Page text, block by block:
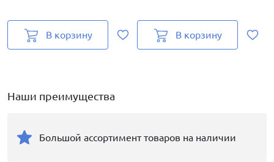
В корзину В корзину
Наши преимущества
Большой ассортимент товаров на наличии